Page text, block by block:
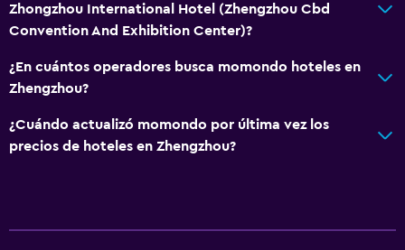
Zhongzhou International Hotel (Zhengzhou Cbd
Convention And Exhibition Center)?
¿En cuántos operadores busca momondo hoteles en
Zhengzhou?
¿Cuándo actualizó momondo por última vez los
precios de hoteles en Zhengzhou?